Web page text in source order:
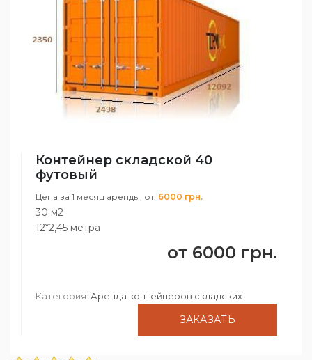
Контейнер складской 40
футовый
Цена за 1 месяц аренды, от: 6000 грн.
30 м2
12*2,45 метра
от 6000 грн.
Категория: Аренда контейнеров складских
ЗАКАЗАТЬ